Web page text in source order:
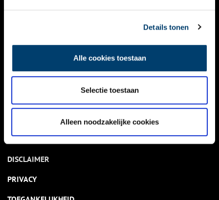
Details tonen
Alle cookies toestaan
Selectie toestaan
Alleen noodzakelijke cookies
KALENDER
ACTIVITEITEN
NIEUWSBRIEF
DISCLAIMER
PRIVACY